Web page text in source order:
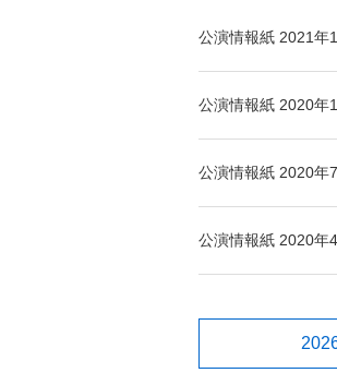
公演情報紙 2021年
公演情報紙 2020年
公演情報紙 2020年
公演情報紙 2020年